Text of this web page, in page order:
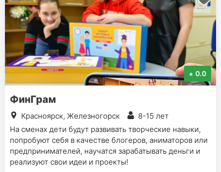
0.0
ФинГрам
Красноярск, Железногорск
8-15 лет
На сменах дети будут развивать творческие навыки,
попробуют себя в качестве блогеров, аниматоров или
предпринимателей, научатся зарабатывать деньги и
реализуют свои идеи и проекты!